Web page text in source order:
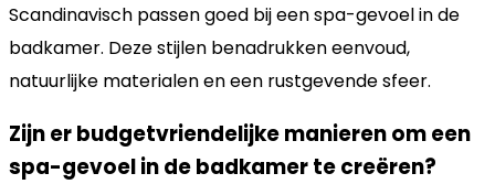
Scandinavisch passen goed bij een spa-gevoel in de
badkamer. Deze stijlen benadrukken eenvoud,
natuurlijke materialen en een rustgevende sfeer.
Zijn er budgetvriendelijke manieren om een
spa-gevoel in de badkamer te creëren?